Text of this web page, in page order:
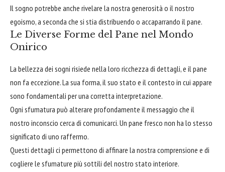
Il sogno potrebbe anche rivelare la nostra generosità o il nostro
egoismo, a seconda che si stia distribuendo o accaparrando il pane.
Le Diverse Forme del Pane nel Mondo
Onirico
La bellezza dei sogni risiede nella loro ricchezza di dettagli, e il pane
non fa eccezione. La sua forma, il suo stato e il contesto in cui appare
sono fondamentali per una corretta interpretazione.
Ogni sfumatura può alterare profondamente il messaggio che il
nostro inconscio cerca di comunicarci. Un pane fresco non ha lo stesso
significato di uno raffermo.
Questi dettagli ci permettono di affinare la nostra comprensione e di
cogliere le sfumature più sottili del nostro stato interiore.